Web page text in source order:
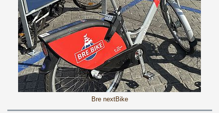
Bre nextBike